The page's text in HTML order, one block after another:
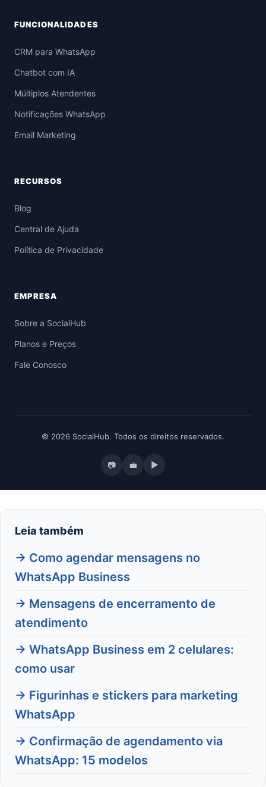
FUNCIONALIDADES
CRM para WhatsApp
Chatbot com IA
Múltiplos Atendentes
Notificações WhatsApp
Email Marketing
RECURSOS
Blog
Central de Ajuda
Política de Privacidade
EMPRESA
Sobre a SocialHub
Planos e Preços
Fale Conosco
© 2026 SocialHub. Todos os direitos reservados.
📷 💼 ▶
Leia também
→ Como agendar mensagens no
WhatsApp Business
→ Mensagens de encerramento de
atendimento
→ WhatsApp Business em 2 celulares:
como usar
→ Figurinhas e stickers para marketing
WhatsApp
→ Confirmação de agendamento via
WhatsApp: 15 modelos